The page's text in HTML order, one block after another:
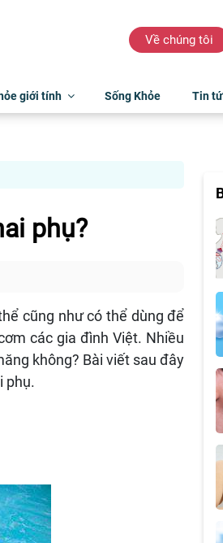
Về chúng tôi
giới tính Sống Khỏe Tin
phụ?
cũng như có thể dùng để
các gia đình Việt. Nhiều
không? Bài viết sau đây
phụ.